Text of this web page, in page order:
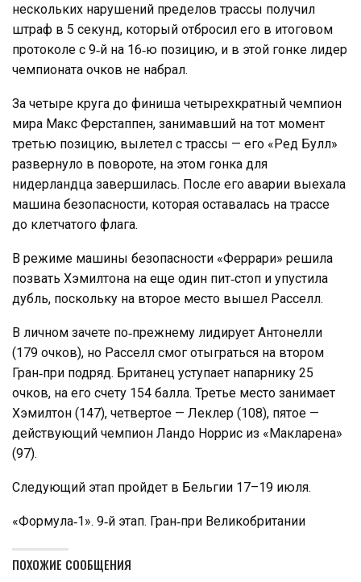
нескольких нарушений пределов трассы получил
штраф в 5 секунд, который отбросил его в итоговом
протоколе с 9‑й на 16‑ю позицию, и в этой гонке лидер
чемпионата очков не набрал.
За четыре круга до финиша четырехкратный чемпион
мира Макс Ферстаппен, занимавший на тот момент
третью позицию, вылетел с трассы — его «Ред Булл»
развернуло в повороте, на этом гонка для
нидерландца завершилась. После его аварии выехала
машина безопасности, которая оставалась на трассе
до клетчатого флага.
В режиме машины безопасности «Феррари» решила
позвать Хэмилтона на еще один пит‑стоп и упустила
дубль, поскольку на второе место вышел Расселл.
В личном зачете по‑прежнему лидирует Антонелли
(179 очков), но Расселл смог отыграться на втором
Гран‑при подряд. Британец уступает напарнику 25
очков, на его счету 154 балла. Третье место занимает
Хэмилтон (147), четвертое — Леклер (108), пятое —
действующий чемпион Ландо Норрис из «Макларена»
(97).
Следующий этап пройдет в Бельгии 17–19 июля.
«Формула‑1». 9‑й этап. Гран‑при Великобритании
ПОХОЖИЕ СООБЩЕНИЯ